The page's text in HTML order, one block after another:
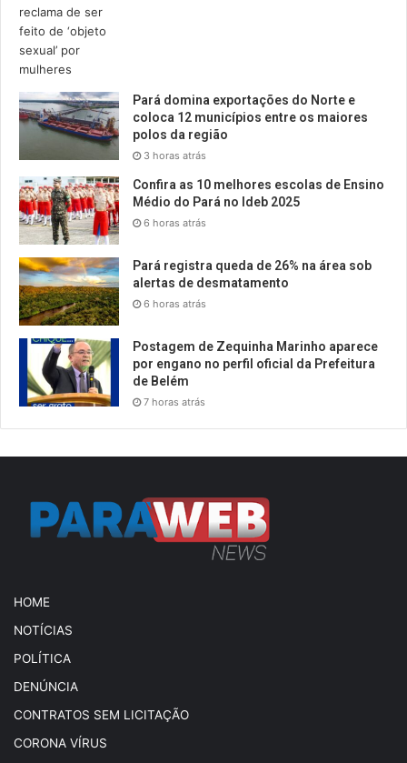
Pará domina exportações do Norte e
coloca 12 municípios entre os maiores
polos da região
3 horas atrás
Confira as 10 melhores escolas de Ensino
Médio do Pará no Ideb 2025
6 horas atrás
Pará registra queda de 26% na área sob
alertas de desmatamento
6 horas atrás
Postagem de Zequinha Marinho aparece
por engano no perfil oficial da Prefeitura
de Belém
7 horas atrás
HOME
NOTÍCIAS
POLÍTICA
DENÚNCIA
CONTRATOS SEM LICITAÇÃO
CORONA VÍRUS